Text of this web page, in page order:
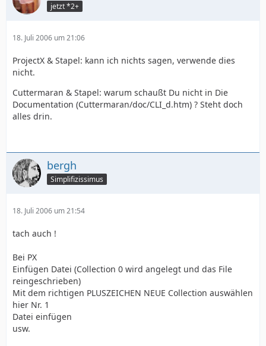
jetzt *2+
18. Juli 2006 um 21:06
ProjectX & Stapel: kann ich nichts sagen, verwende dies
nicht.
Cuttermaran & Stapel: warum schaußt Du nicht in Die
Documentation (Cuttermaran/doc/CLI_d.htm) ? Steht doch
alles drin.
bergh
Simplifizissimus
18. Juli 2006 um 21:54
tach auch !
Bei PX
Einfügen Datei (Collection 0 wird angelegt und das File
reingeschrieben)
Mit dem richtigen PLUSZEICHEN NEUE Collection auswählen
hier Nr. 1
Datei einfügen
usw.